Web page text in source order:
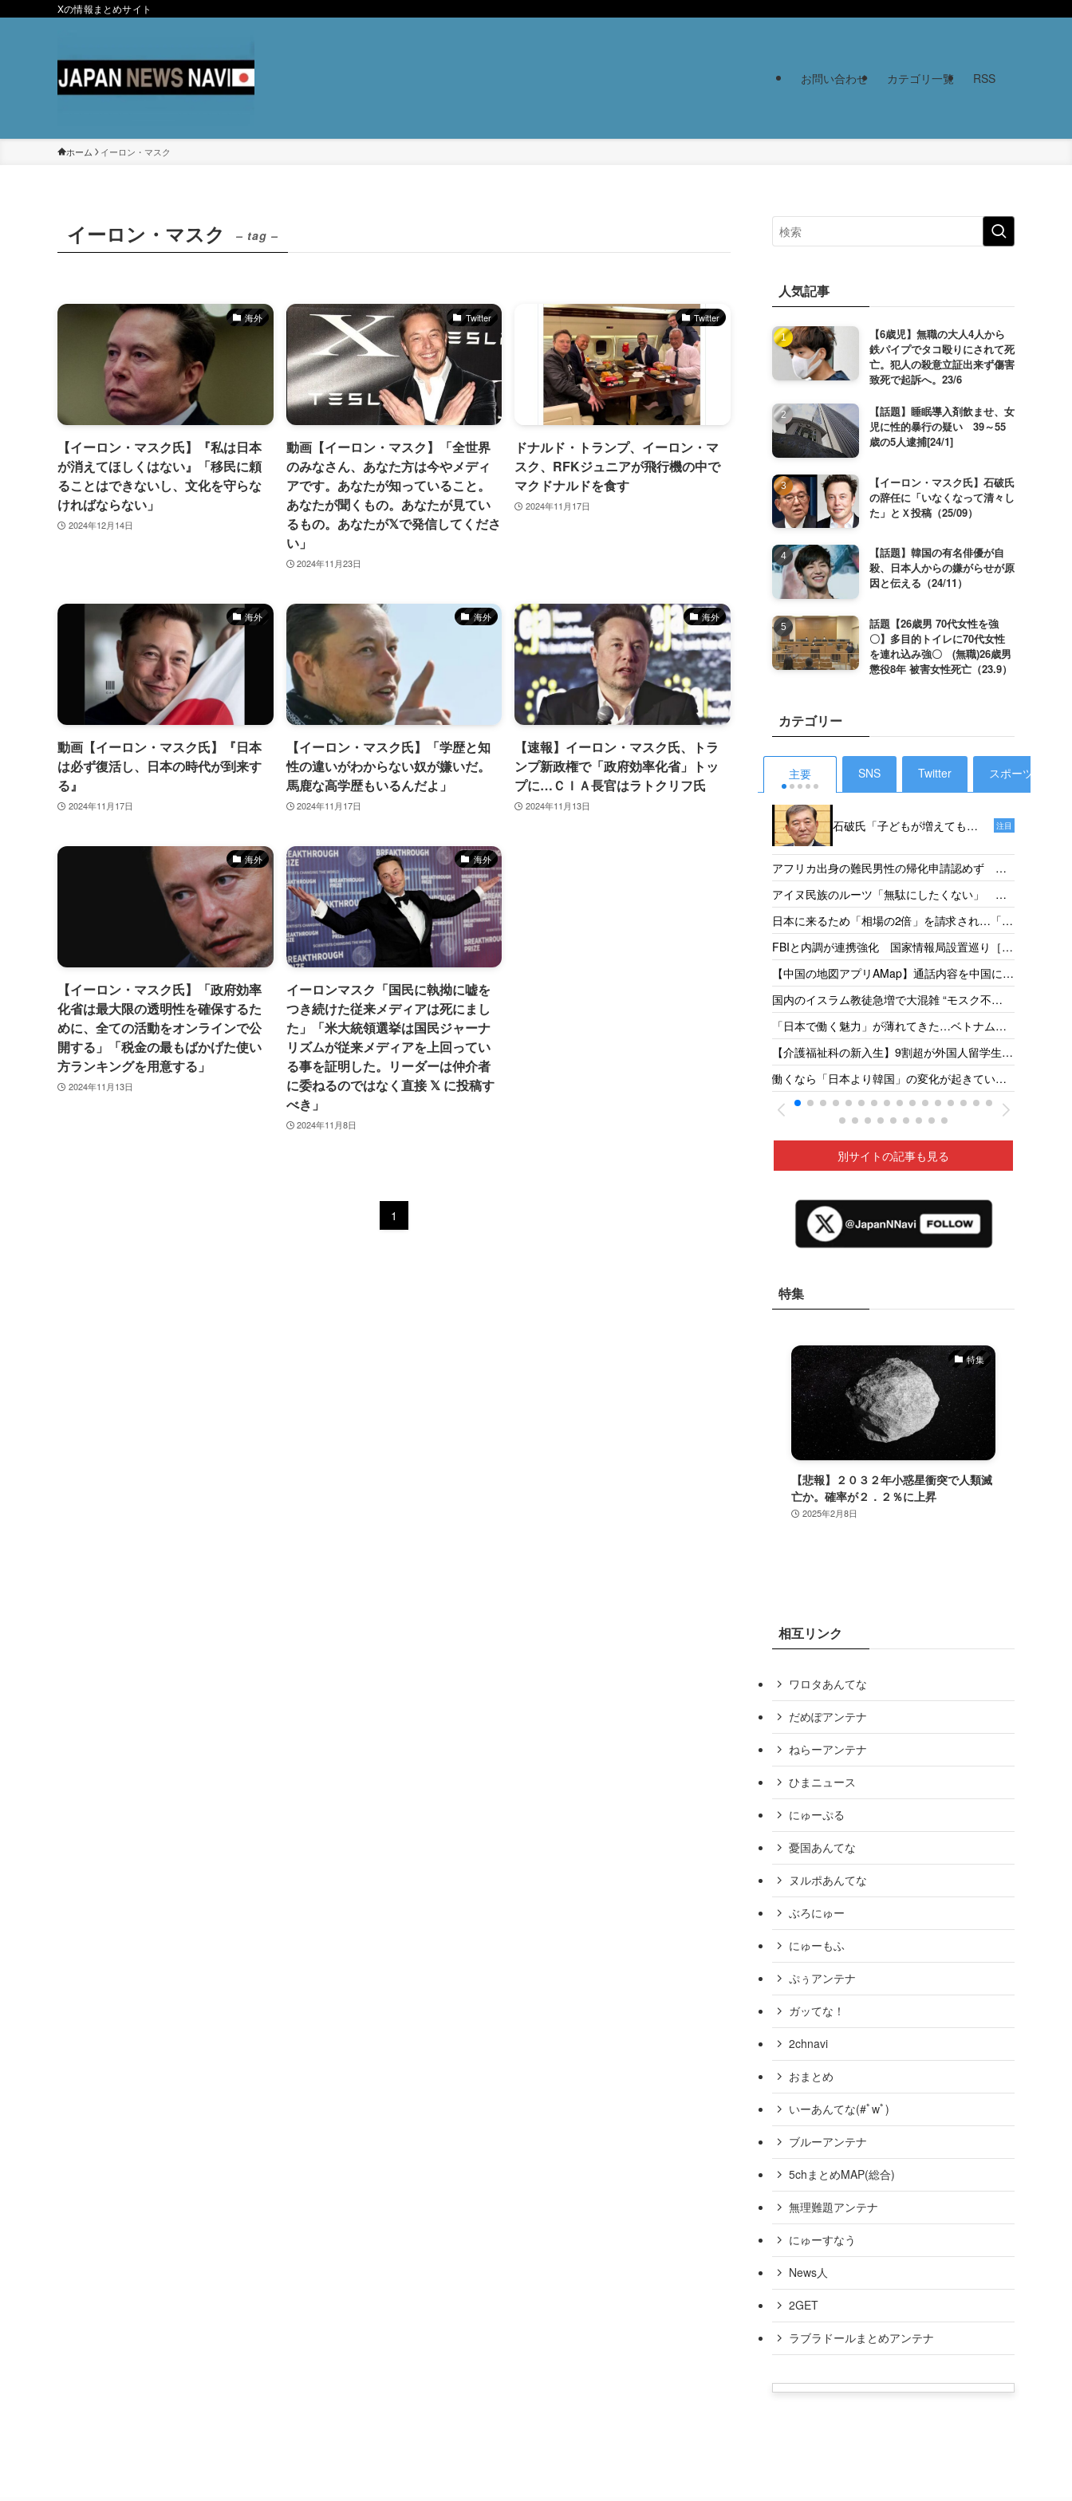
Xの情報まとめサイト
お問い合わせ カテゴリ一覧 RSS
ホーム イーロン・マスク
イーロン・マスク – tag –
海外
【イーロン・マスク氏】『私は日本
が消えてほしくはない』「移民に頼
ることはできないし、文化を守らな
ければならない」
2024年12月14日
Twitter
動画【イーロン・マスク】「全世界
のみなさん、あなた方は今やメディ
アです。あなたが知っていること。
あなたが聞くもの。あなたが見てい
るもの。あなたが𝕏で発信してくださ
い」
2024年11月23日
Twitter
ドナルド・トランプ、イーロン・マ
スク、RFKジュニアが飛行機の中で
マクドナルドを食す
2024年11月17日
海外
動画【イーロン・マスク氏】『日本
は必ず復活し、日本の時代が到来す
る』
2024年11月17日
海外
【イーロン・マスク氏】「学歴と知
性の違いがわからない奴が嫌いだ。
馬鹿な高学歴もいるんだよ」
2024年11月17日
海外
【速報】イーロン・マスク氏、トラ
ンプ新政権で「政府効率化省」トッ
プに…ＣＩＡ長官はラトクリフ氏
2024年11月13日
海外
【イーロン・マスク氏】「政府効率
化省は最大限の透明性を確保するた
めに、全ての活動をオンラインで公
開する」「税金の最もばかげた使い
方ランキングを用意する」
2024年11月13日
海外
イーロンマスク「国民に執拗に嘘を
つき続けた従来メディアは死にまし
た」「米大統領選挙は国民ジャーナ
リズムが従来メディアを上回ってい
る事を証明した。リーダーは仲介者
に委ねるのではなく直接 𝕏 に投稿す
べき」
2024年11月8日
1
人気記事
【6歳児】無職の大人4人から
鉄パイプでタコ殴りにされて死
亡。犯人の殺意立証出来ず傷害
致死で起訴へ。23/6
【話題】睡眠導入剤飲ませ、女
児に性的暴行の疑い 39～55
歳の5人逮捕[24/1]
【イーロン・マスク氏】石破氏
の辞任に「いなくなって清々し
た」とＸ投稿（25/09）
【話題】韓国の有名俳優が自
殺、日本人からの嫌がらせが原
因と伝える（24/11）
話題【26歳男 70代女性を強
〇】多目的トイレに70代女性
を連れ込み強〇 (無職)26歳男
懲役8年 被害女性死亡（23.9）
カテゴリー
主要 SNS Twitter スポーツ
石破氏「子どもが増えても、
18年後だからねえ。その時、
私たちは政治家をやっていな
いでしょう」［デイリー新
潮］25/1
注目
アフリカ出身の難民男性の帰化申請認めず 東
京地裁「日本語能力があったとは認めらない」
［産経］26/05
アイヌ民族のルーツ「無駄にしたくない」 千
葉県出身・佐藤さんが平取高入学 差別受けた
父の遺志受け継ぐ［北海道新聞］26/05
日本に来るため「相場の2倍」を請求され…「だ
からもっと働きたい」 お惣菜工場で頑張るベ
トナム人女性の事情［東京新聞］26/05
FBIと内調が連携強化 国家情報局設置巡り［共
同］26/05
【中国の地図アプリAMap】通話内容を中国に送
信 国家安全局がリスク指摘［台湾］26/05
国内のイスラム教徒急増で大混雑 “モスク不
足”訴えの一方で相次ぐ建設反対［テレ朝］
26/04
「日本で働く魅力」が薄れてきた…ベトナムで
募集をかけても人が集まらず［東京新聞］26/05
【介護福祉科の新入生】9割超が外国人留学生
志す日本人減、国の受け入れ方針も影響 福井
県の若狭医療福祉専門学校［福井新聞］26/05
働くなら「日本より韓国」の変化が起きてい
る ベトナムの人材送り出し機関が懸念［東京
新聞］26/05
別サイトの記事も見る
特集
特集
【悲報】２０３２年小惑星衝突で人類滅
亡か。確率が２．２％に上昇
2025年2月8日
相互リンク
ワロタあんてな
だめぽアンテナ
ねらーアンテナ
ひまニュース
にゅーぷる
憂国あんてな
ヌルポあんてな
ぶろにゅー
にゅーもふ
ぷぅアンテナ
ガッてな！
2chnavi
おまとめ
いーあんてな(#ﾟwﾟ)
ブルーアンテナ
5chまとめMAP(総合)
無理難題アンテナ
にゅーすなう
News人
2GET
ラブラドールまとめアンテナ